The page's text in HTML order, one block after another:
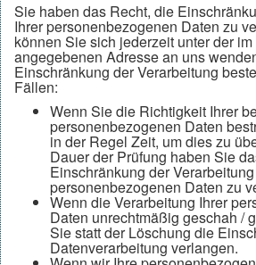
Sie haben das Recht, die
Ihrer personenbezogenen Daten zu
können Sie sich jederzeit unter der
angegebenen Adresse an uns
Einschränkung der Verarbeitung
Fällen:
Wenn Sie die Richtigkeit Ihrer
personenbezogenen Daten
in der Regel Zeit, um dies zu
Dauer der Prüfung haben Sie
Einschränkung der
personenbezogenen Daten zu
Wenn die Verarbeitung Ihrer
Daten unrechtmäßig geschah /
Sie statt der Löschung die
Datenverarbeitung verlangen.